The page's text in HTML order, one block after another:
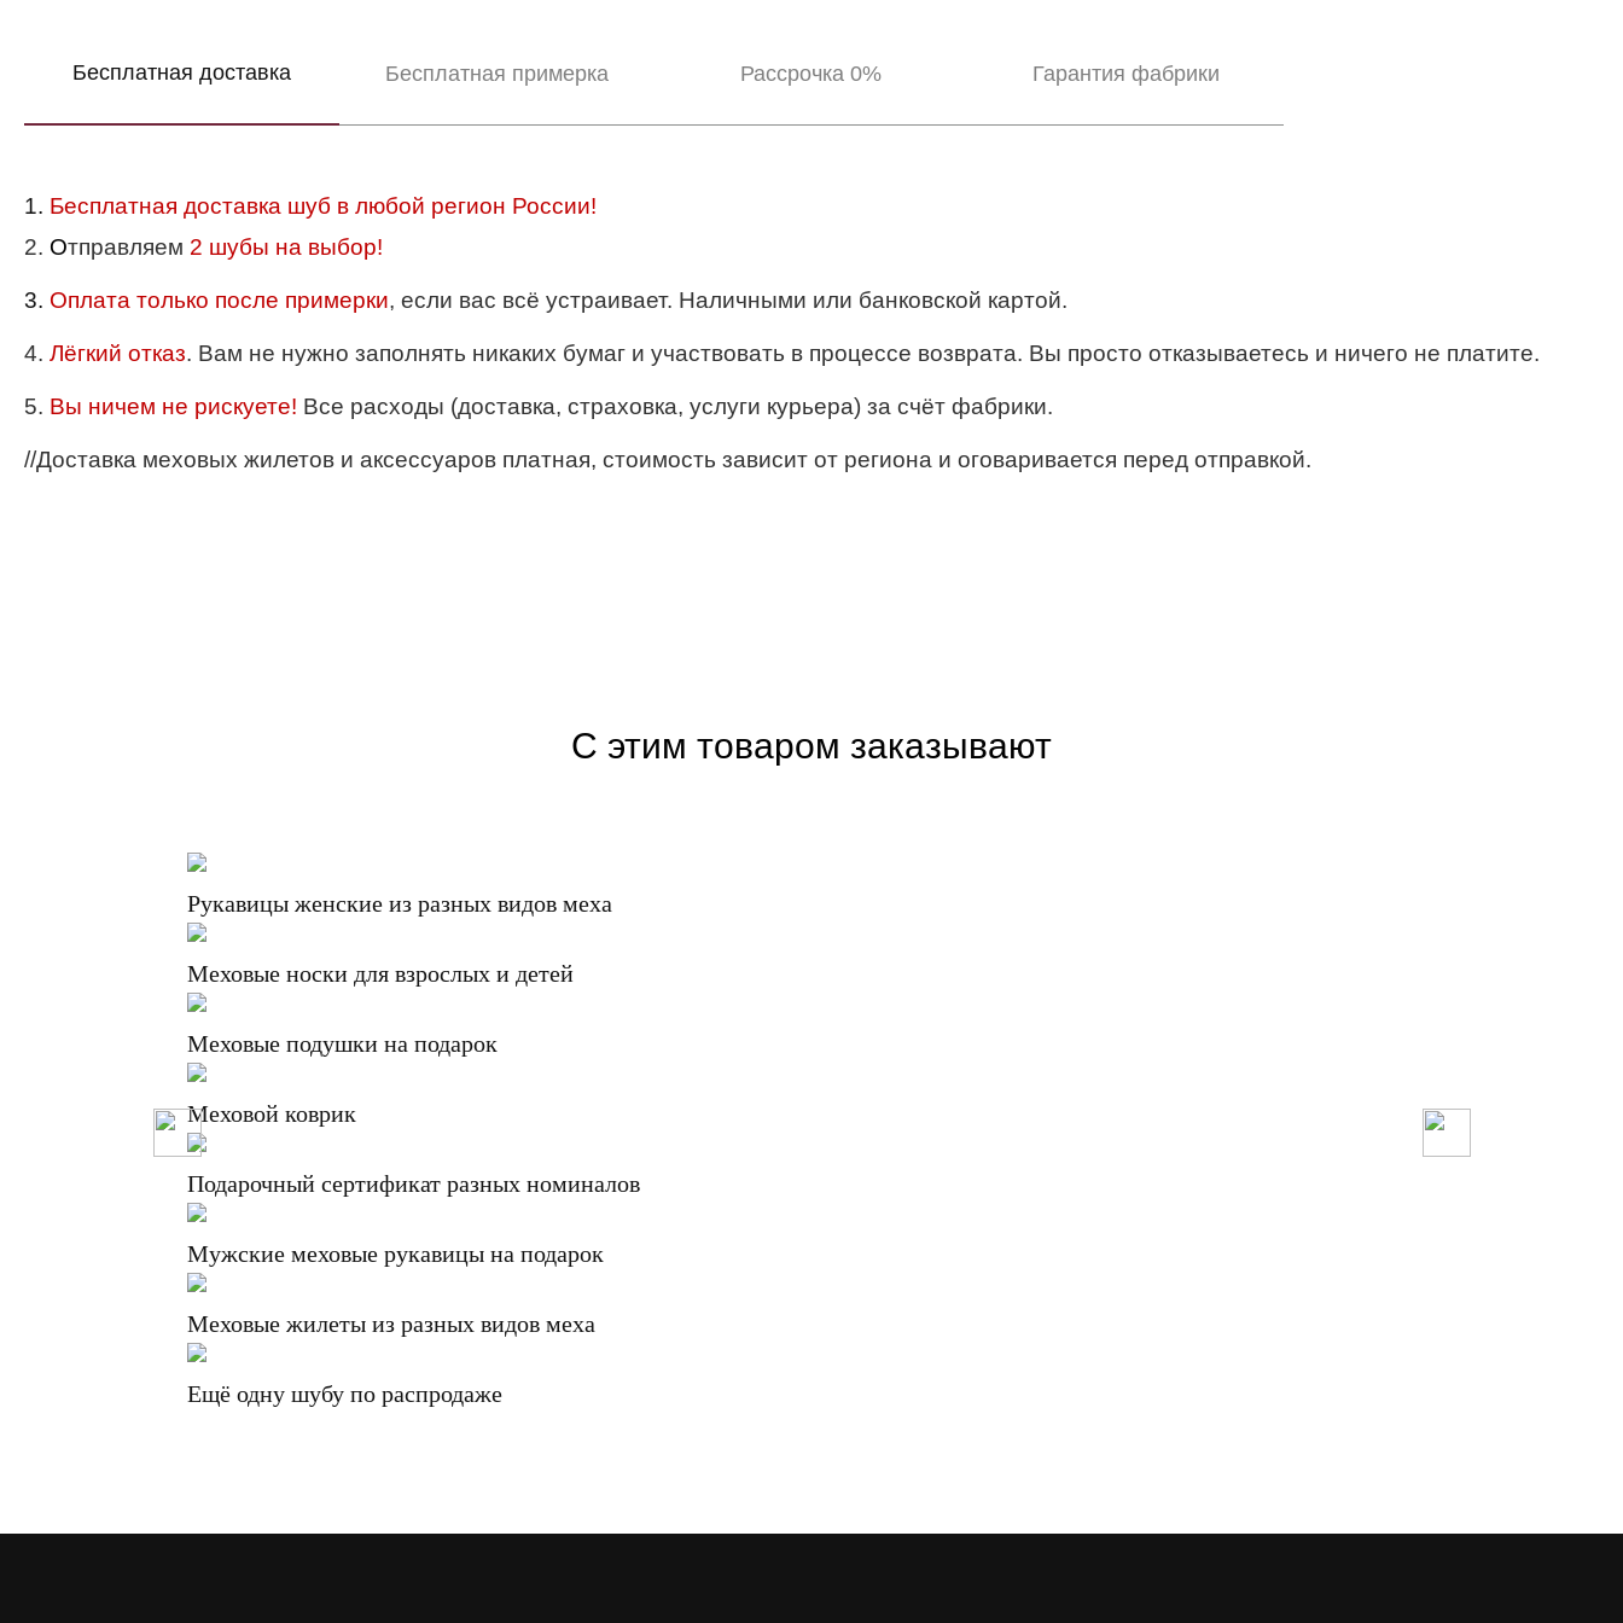
Бесплатная доставка Бесплатная примерка Рассрочка 0% Гарантия фабрики
1. Бесплатная доставка шуб в любой регион России!
2. Отправляем 2 шубы на выбор!
3. Оплата только после примерки, если вас всё устраивает. Наличными или банковской картой.
4. Лёгкий отказ. Вам не нужно заполнять никаких бумаг и участвовать в процессе возврата. Вы просто отказываетесь и ничего не платите.
5. Вы ничем не рискуете! Все расходы (доставка, страховка, услуги курьера) за счёт фабрики.
//Доставка меховых жилетов и аксессуаров платная, стоимость зависит от региона и оговаривается перед отправкой.
С этим товаром заказывают
Рукавицы женские из разных видов меха
Меховые носки для взрослых и детей
Меховые подушки на подарок
Меховой коврик
Подарочный сертификат разных номиналов
Мужские меховые рукавицы на подарок
Меховые жилеты из разных видов меха
Ещё одну шубу по распродаже